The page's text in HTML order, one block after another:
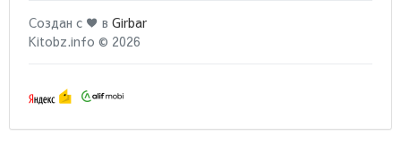
Создан с ♥ в Girbar
Kitobz.info © 2026